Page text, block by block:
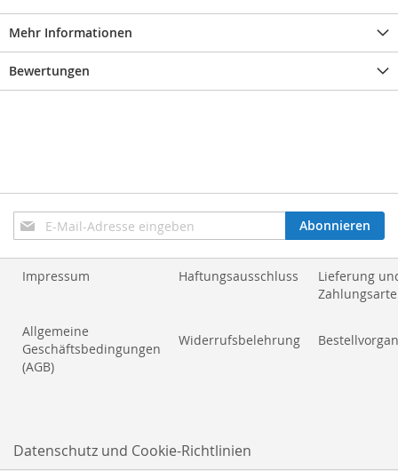
Mehr Informationen
Bewertungen
Anmeldung
zum
Newsletter:
Abonnieren
Impressum Haftungsausschluss
Lieferung
Allgemeine
Geschäftsbedingungen
(AGB)
Widerrufsbelehrung
Datenschutz und Cookie-Richtlinien